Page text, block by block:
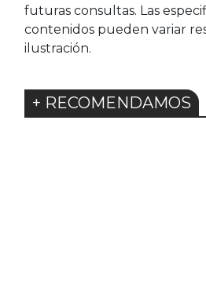
futuras consultas. Las
contenidos pueden variar
ilustración.
+ RECOMENDAMOS